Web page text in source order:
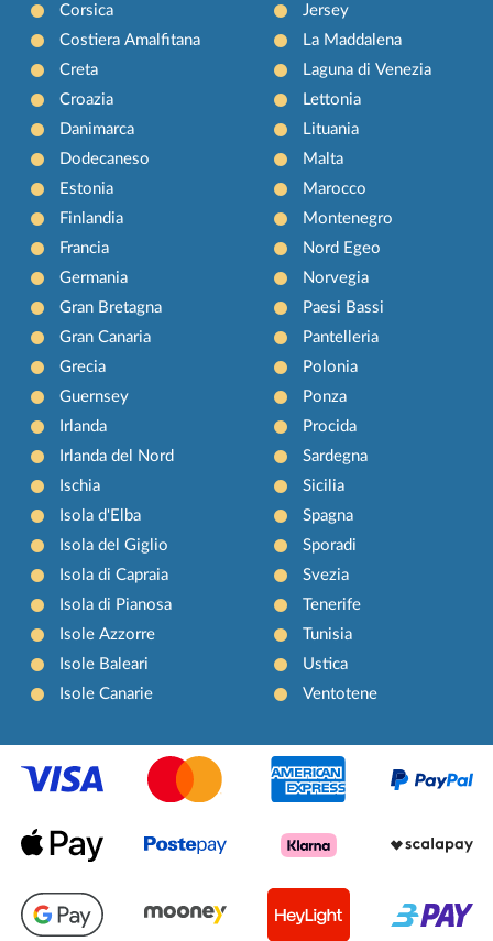
Corsica
Costiera Amalfitana
Creta
Croazia
Danimarca
Dodecaneso
Estonia
Finlandia
Francia
Germania
Gran Bretagna
Gran Canaria
Grecia
Guernsey
Irlanda
Irlanda del Nord
Ischia
Isola d'Elba
Isola del Giglio
Isola di Capraia
Isola di Pianosa
Isole Azzorre
Isole Baleari
Isole Canarie
Jersey
La Maddalena
Laguna di Venezia
Lettonia
Lituania
Malta
Marocco
Montenegro
Nord Egeo
Norvegia
Paesi Bassi
Pantelleria
Polonia
Ponza
Procida
Sardegna
Sicilia
Spagna
Sporadi
Svezia
Tenerife
Tunisia
Ustica
Ventotene